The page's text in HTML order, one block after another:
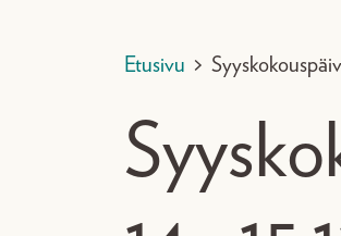
Etusivu >